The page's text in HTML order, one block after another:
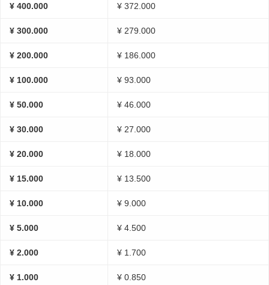
¥ 400.000 ¥ 372.000
¥ 300.000 ¥ 279.000
¥ 200.000 ¥ 186.000
¥ 100.000 ¥ 93.000
¥ 50.000 ¥ 46.000
¥ 30.000 ¥ 27.000
¥ 20.000 ¥ 18.000
¥ 15.000 ¥ 13.500
¥ 10.000 ¥ 9.000
¥ 5.000 ¥ 4.500
¥ 2.000 ¥ 1.700
¥ 1.000 ¥ 0.850